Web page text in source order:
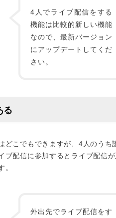
4人でライブ配信をする
機能は比較的新しい機能
なので、最新バージョン
にアップデートしてくだ
さい。
る
どこでもできますが、4人のうち
ブ配信に参加するとライブ配信
外出先でライブ配信をす